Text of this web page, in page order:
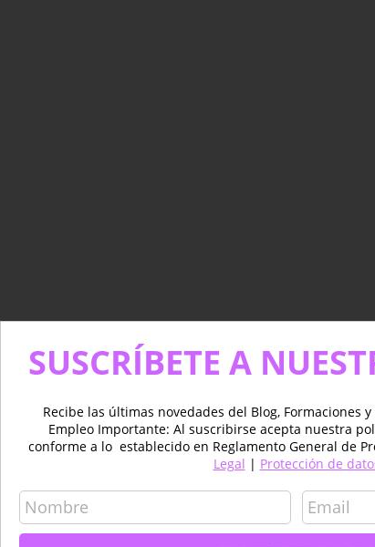
SUSCRÍBETE A
Recibe las últimas novedades del Blog, Formaciones
Empleo Importante: Al suscribirse acepta nuestra
conforme a lo establecido en Reglamento General de
Legal | Protección de